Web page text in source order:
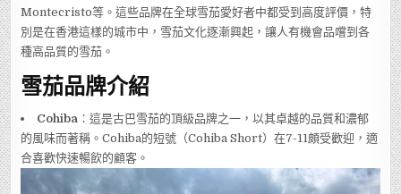
Montecristo等。這些品牌在全球雪茄愛好者中都受到高度評價，特
別是在香港這樣的城市中，雪茄文化逐漸興起，讓人有機會品嚐到各
種高品質的雪茄。
雪茄品牌介紹
Cohiba ：這是古巴雪茄的頂級品牌之一，以其卓越的品質和濃郁
的風味而著稱。Cohiba的短號（Cohiba Short）在7-11頗受歡迎，適
合喜歡快速暢飲的顧客。